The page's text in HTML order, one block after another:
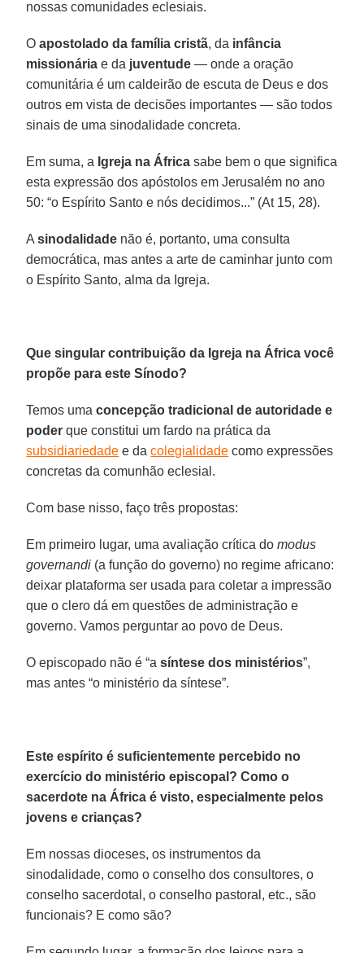
nossas comunidades eclesiais.
Oapostolado da família cristã, da infância
missionária e da juventude — onde a oração
comunitária é um caldeirão de escuta de Deus e dos
outros em vista de decisões importantes — são todos
sinais de uma sinodalidade concreta.
Em suma, a Igreja na África sabe bem o que significa
esta expressão dos apóstolos em Jerusalém no ano
50: “o Espírito Santo e nós decidimos...” (At 15, 28).
Asinodalidade não é, portanto, uma consulta
democrática, mas antes a arte de caminhar junto com
o Espírito Santo, alma da Igreja.
Que singular contribuição da Igreja na África você
propõe para este Sínodo?
Temos umaconcepção tradicional de autoridade e
poder que constitui um fardo na prática da
subsidiariedade e dacolegialidade como expressões
concretas da comunhão eclesial.
Com base nisso, faço três propostas:
Em primeiro lugar, uma avaliação crítica domodus
governandi (a função do governo) no regime africano:
deixar plataforma ser usada para coletar a impressão
que o clero dá em questões de administração e
governo. Vamos perguntar ao povo de Deus.
O episcopado não é “asíntese dos ministérios”,
mas antes “o ministério da síntese”.
Este espírito é suficientemente percebido no
exercício do ministério episcopal? Como o
sacerdote na África é visto, especialmente pelos
jovens e crianças?
Em nossas dioceses, os instrumentos da
sinodalidade, como o conselho dos consultores, o
conselho sacerdotal, o conselho pastoral, etc., são
funcionais? E como são?